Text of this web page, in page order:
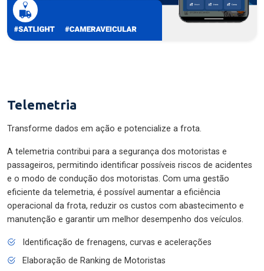
Telemetria
Transforme dados em ação e potencialize a frota.
A telemetria contribui para a segurança dos motoristas e
passageiros, permitindo identificar possíveis riscos de acidentes
e o modo de condução dos motoristas. Com uma gestão
eficiente da telemetria, é possível aumentar a eficiência
operacional da frota, reduzir os custos com abastecimento e
manutenção e garantir um melhor desempenho dos veículos.
Identificação de frenagens, curvas e acelerações
Elaboração de Ranking de Motoristas